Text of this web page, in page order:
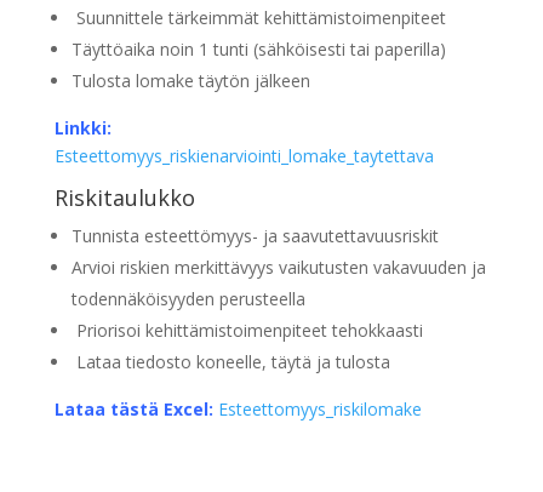
Suunnittele tärkeimmät kehittämistoimenpiteet
Täyttöaika noin 1 tunti (sähköisesti tai paperilla)
Tulosta lomake täytön jälkeen
Linkki:
Esteettomyys_riskienarviointi_lomake_taytettava
Riskitaulukko
Tunnista esteettömyys- ja saavutettavuusriskit
Arvioi riskien merkittävyys vaikutusten vakavuuden ja
todennäköisyyden perusteella
Priorisoi kehittämistoimenpiteet tehokkaasti
Lataa tiedosto koneelle, täytä ja tulosta
Lataa tästä Excel: Esteettomyys_riskilomake